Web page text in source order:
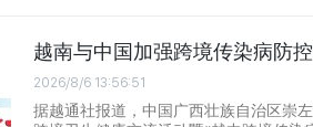
越南与中国加强跨境传染病防
2026/8/6 13:56:51
据越通社报道，中国广西壮族自治区崇